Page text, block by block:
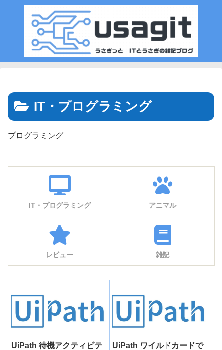
IT・プログラミング
プログラミング
IT・プログラミング アニマル
レビュー 雑記
UiPath 待機アクティビテ
UiPath ワイルドカードで